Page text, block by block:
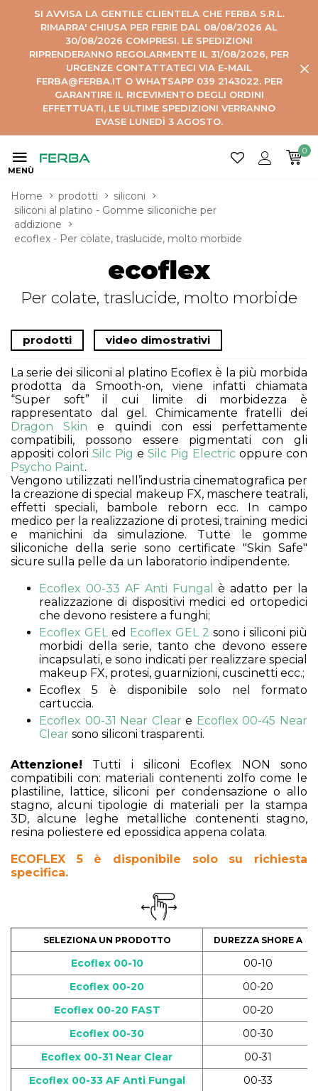
SI AVVISA LA GENTILE CLIENTELA CHE FERBA S.R.L.
RIMARRA' CHIUSA PER FERIE DAL 08/08/2026 AL
30/08/2026 COMPRESI. LE SPEDIZIONI
RIPRENDERANNO REGOLARMENTE IL 31/08/2026, PER
URGENZE CONTATTATECI VIA E-MAIL
FERBA@FERBA.IT O WHATSAPP 039 2143022. PER
GARANTIRE IL RICEVIMENTO DEGLI ORDINI
EFFETTUATI, LE ULTIME SPEDIZIONI VERRANNO
EVASE LUNEDÌ 3 AGOSTO.
MENÙ
0
Home prodotti
siliconi
siliconi al platino - Gomme siliconiche per
addizione
ecoflex - Per colate, traslucide, molto morbide
ecoflex
Per colate, traslucide, molto morbide
prodotti video dimostrativi
La serie dei siliconi al platino Ecoflex è la più morbida
prodotta da Smooth-on, viene infatti chiamata
“Super soft” il cui limite di morbidezza è
rappresentato dal gel. Chimicamente fratelli dei
Dragon Skin e quindi con essi perfettamente
compatibili, possono essere pigmentati con gli
appositi colori Silc Pig e Silc Pig Electric oppure con
Psycho Paint.
Vengono utilizzati nell’industria cinematografica per
la creazione di special makeup FX, maschere teatrali,
effetti speciali, bambole reborn ecc. In campo
medico per la realizzazione di protesi, training medici
e manichini da simulazione. Tutte le gomme
siliconiche della serie sono certificate "Skin Safe"
sicure sulla pelle da un laboratorio indipendente.
Ecoflex 00-33 AF Anti Fungal
è adatto per la
realizzazione di dispositivi medici ed ortopedici
che devono resistere a funghi;
Ecoflex GELed Ecoflex GEL 2 sono i siliconi più
morbidi della serie, tanto che devono essere
incapsulati, e sono indicati per realizzare special
makeup FX, protesi, guarnizioni, cuscinetti ecc.;
Ecoflex 5 è disponibile solo nel formato
cartuccia.
Ecoflex 00-31 Near Clear e Ecoflex 00-45 Near
Clear sono siliconi trasparenti.
Attenzione! Tutti i siliconi Ecoflex NON sono
compatibili con: materiali contenenti zolfo come le
plastiline, lattice, siliconi per condensazione o allo
stagno, alcuni tipologie di materiali per la stampa
3D, alcune leghe metalliche contenenti stagno,
resina poliestere ed epossidica appena colata.
ECOFLEX 5 è disponibile solo su richiesta
specifica.
SELEZIONA UN PRODOTTO DUREZZA SHORE A
Ecoflex 00-10
00-10
Ecoflex 00-20
00-20
Ecoflex 00-20 FAST
00-20
Ecoflex 00-30
00-30
Ecoflex 00-31 Near Clear
00-31
Ecoflex 00-33 AF Anti Fungal
00-33